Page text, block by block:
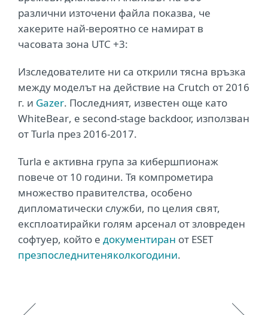
различни източени файла показва, че
хакерите най-вероятно се намират в
часовата зона UTC +3:
Изследователите ни са открили тясна връзка
между моделът на действие на Crutch от 2016
г. и Gazer. Последният, известен още като
WhiteBear, е second-stage backdoor, използван
отTurla през 2016-2017.
Turla е активна група за кибершпионаж
повече от 10 години. Тя компрометира
множество правителства, особено
дипломатически служби, по целия свят,
експлоатирайки голям арсенал от зловреден
софтуер, който е документиран от ESET
презпоследнитеняколкогодини.